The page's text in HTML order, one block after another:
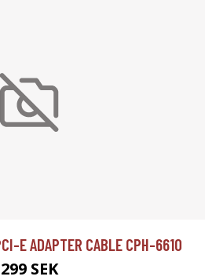
E ADAPTER CABLE CPH-6610
299 SEK